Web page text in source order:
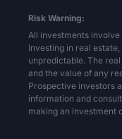
Risk Warning:
All investments
Investing in real
unpredictable. The
and the value of any
Prospective investors
information and
making an investment